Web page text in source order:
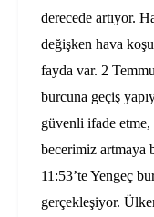
derecede artıyor.
değişken hava
fayda var. 2
burcuna geçiş
güvenli ifade
becerimiz artmaya
11:53’te Yengeç
gerçekleşiyor.